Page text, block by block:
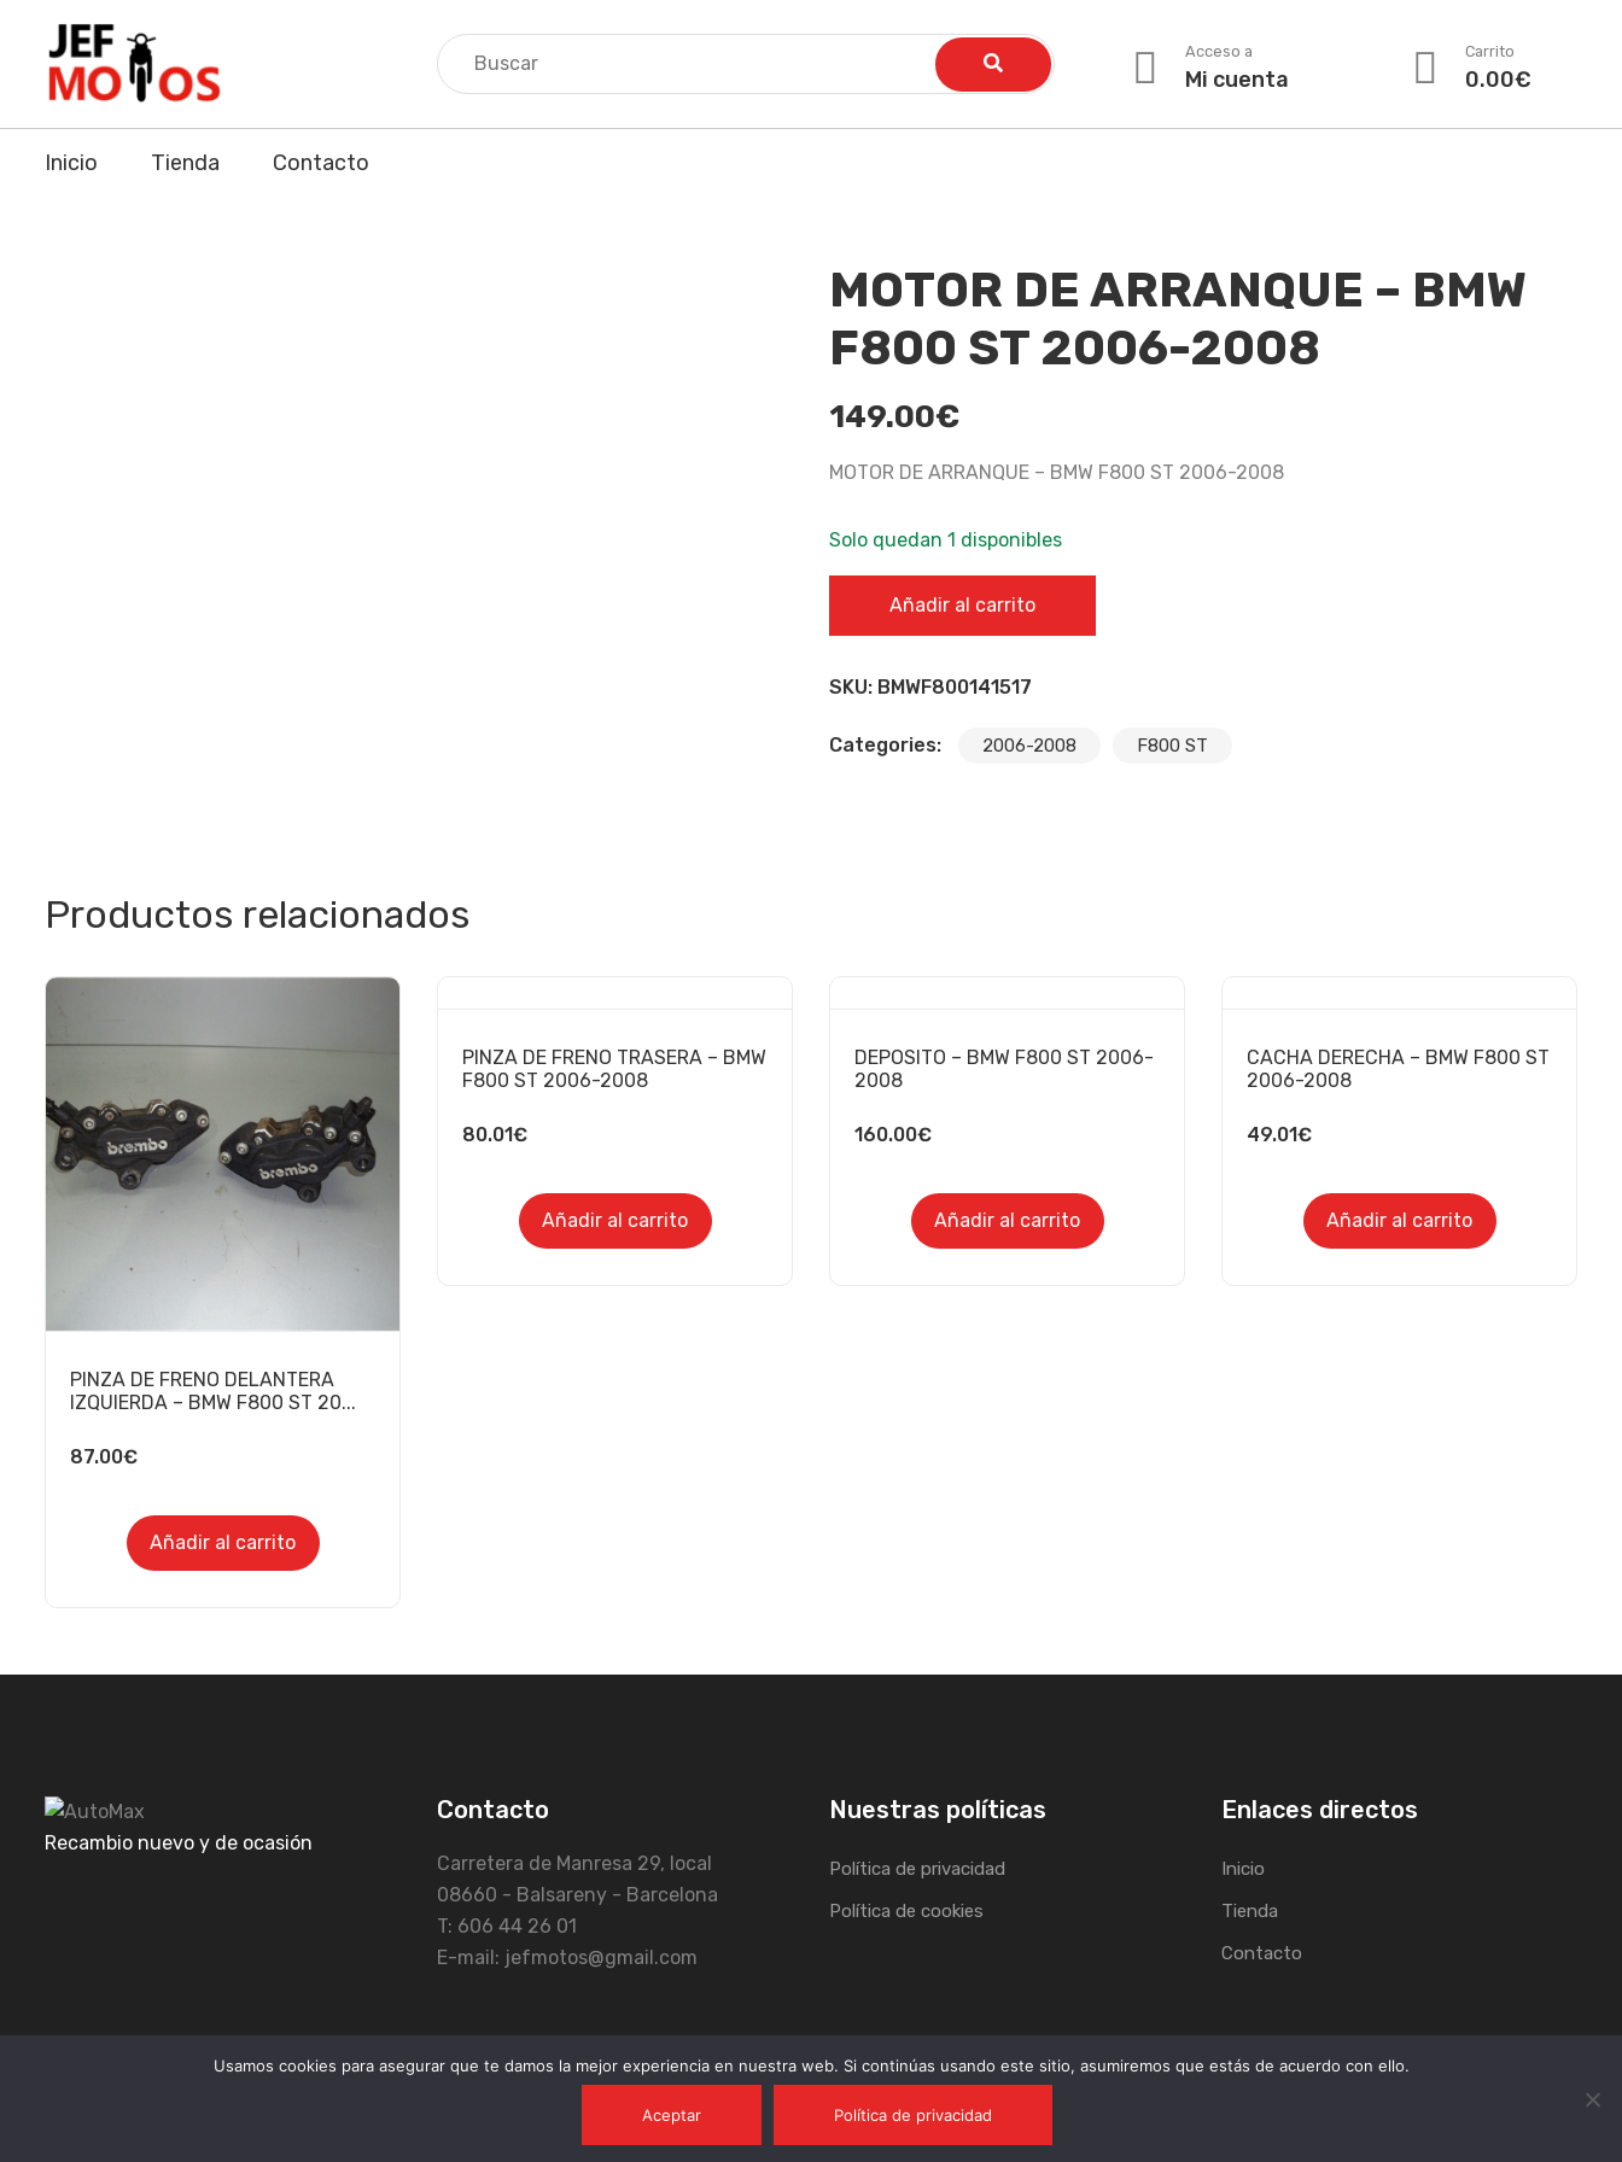
content
Acceso a
Mi cuenta
Carrito
0.00€
Inicio Tienda Contacto
MOTOR DE ARRANQUE – BMW
F800 ST 2006-2008
149.00€
MOTOR DE ARRANQUE – BMW F800 ST 2006-2008
Solo quedan 1 disponibles
Añadir al carrito
SKU: BMWF800141517
Categories: 2006-2008 F800 ST
Productos relacionados
PINZA DE FRENO DELANTERA
IZQUIERDA – BMW F800 ST 20...
87.00€
Añadir al carrito
PINZA DE FRENO TRASERA – BMW
F800 ST 2006-2008
80.01€
Añadir al carrito
DEPOSITO – BMW F800 ST 2006-
2008
160.00€
Añadir al carrito
CACHA DERECHA – BMW F800 ST
2006-2008
49.01€
Añadir al carrito
Recambio nuevo y de ocasión
Contacto
Carretera de Manresa 29, local
08660 - Balsareny - Barcelona
T: 606 44 26 01
E-mail: jefmotos@gmail.com
Nuestras políticas
Política de privacidad
Política de cookies
Enlaces directos
Inicio
Tienda
Contacto
Usamos cookies para asegurar que te damos la mejor experiencia en nuestra web. Si continúas usando este sitio, asumiremos que estás de acuerdo con ello.
Aceptar Política de privacidad